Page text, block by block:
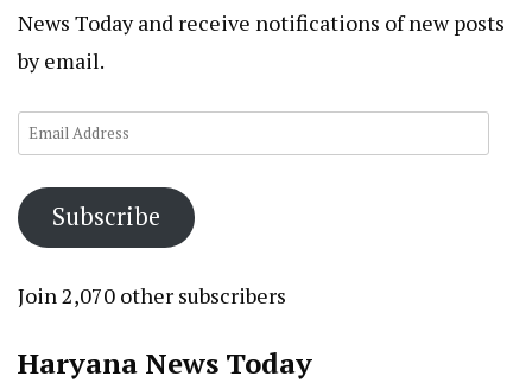
News Today and receive notifications of new posts
by email.
Email
Subscribe
Join 2,070 other subscribers
Haryana News Today